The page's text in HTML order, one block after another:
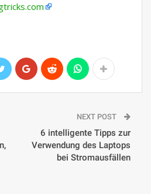
NEXT POST
6 intelligente Tipps zur
Verwendung des Laptops
bei Stromausfällen